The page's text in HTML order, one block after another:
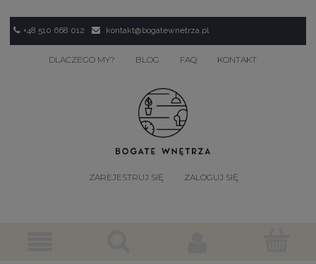
+48 510 668 012 kontakt@bogatewnetrza.pl
DLACZEGO MY? BLOG FAQ KONTAKT
ZAREJESTRUJ SIĘ ZALOGUJ SIĘ